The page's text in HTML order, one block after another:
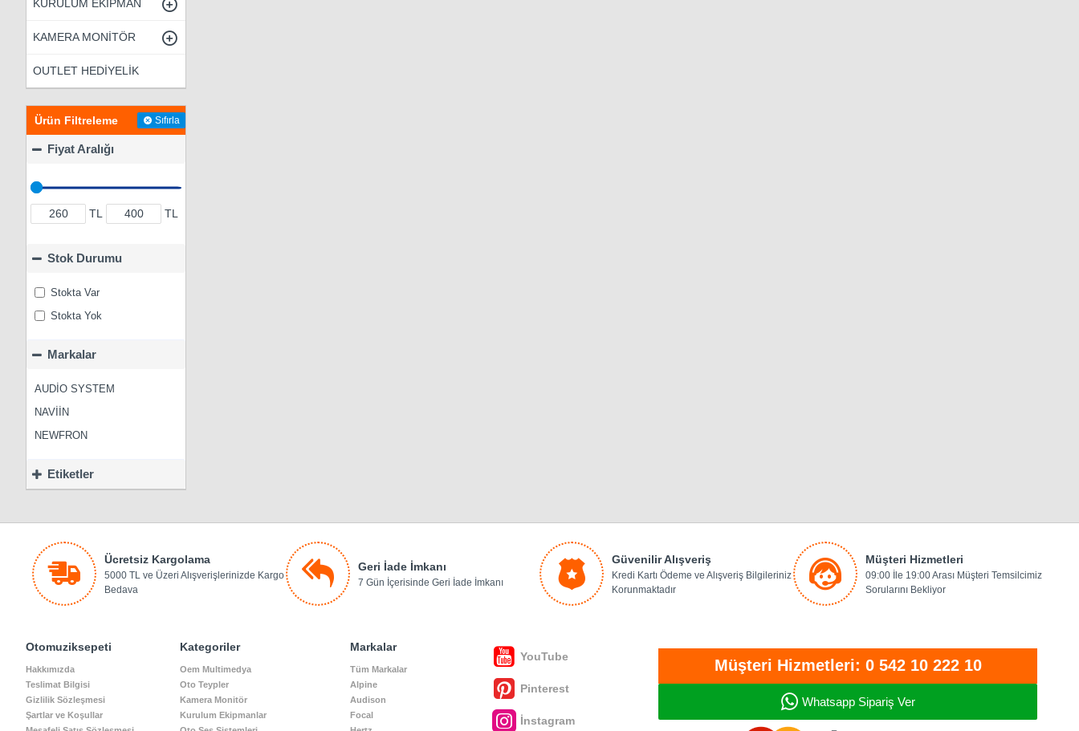
KURULUM EKİPMAN
KAMERA MONİTÖR
OUTLET HEDİYELİK
Ürün Filtreleme Sıfırla
Fiyat Aralığı
TL TL
Markalar
AUDİO SYSTEM
NAVİİN
NEWFRON
Etiketler
Stok Durumu
Stokta Var
Stokta Yok
Ücretsiz Kargolama
5000 TL ve Üzeri Alışverişlerinizde Kargo
Bedava
Geri İade İmkanı
7 Gün İçerisinde Geri İade İmkanı
Güvenilir Alışveriş
Kredi Kartı Ödeme ve Alışveriş Bilgileriniz
Korunmaktadır
Müşteri Hizmetleri
09:00 İle 19:00 Arası Müşteri Temsilcimiz
Sorularını Bekliyor
Otomuziksepeti
Hakkımızda
Teslimat Bilgisi
Gizlilik Sözleşmesi
Şartlar ve Koşullar
Kategoriler
Oem Multimedya
Oto Teypler
Kamera Monitör
Kurulum Ekipmanlar
Markalar
Tüm Markalar
Alpine
Audison
Focal
YouTube
Pinterest
İnstagram
Müşteri Hizmetleri: 0 542 10 222 10
Whatsapp Sipariş Ver